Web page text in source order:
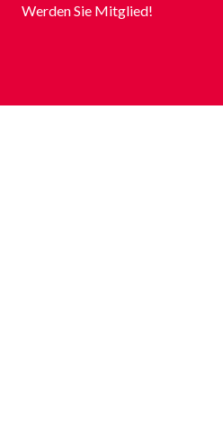
Werden Sie Mitglied!